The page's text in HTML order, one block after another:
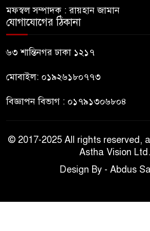
সাকিব আল
মফস্বল সম্পাদক : রায়হান জামান
যোগাযোগের ঠিকানা
৬৩ শান্তিনগর ঢাকা ১২১৭
মোবাইল: ০১৯২৬১৮০৭৭৩
বিজ্ঞাপন বিভাগ : ০১৭৯১৩০৬৮০৪
© 2017-2025 All rights reserved,
Astha Vision Ltd.
Design By - Abdus